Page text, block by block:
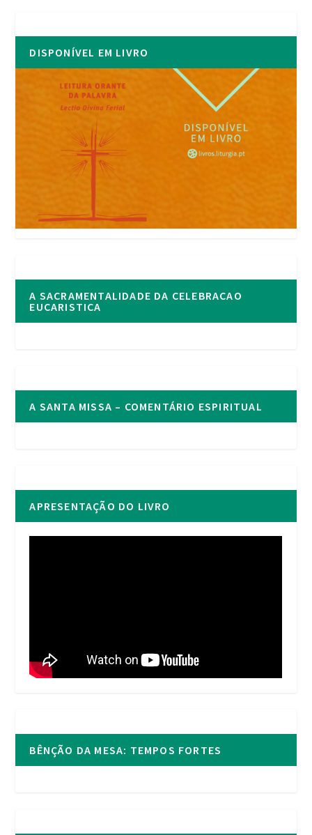
DISPONÍVEL EM LIVRO
A SACRAMENTALIDADE DA CELEBRACAO
EUCARISTICA
A SANTA MISSA – COMENTÁRIO ESPIRITUAL
APRESENTAÇÃO DO LIVRO
BÊNÇÃO DA MESA: TEMPOS FORTES